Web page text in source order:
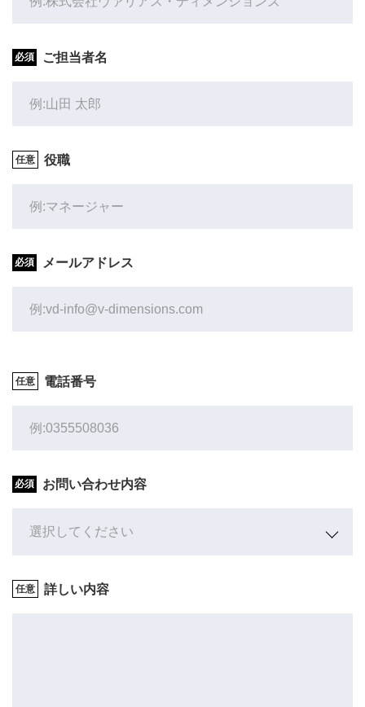
ご担当者名
役職
メールアドレス
電話番号
お問い合わせ内容
詳しい内容